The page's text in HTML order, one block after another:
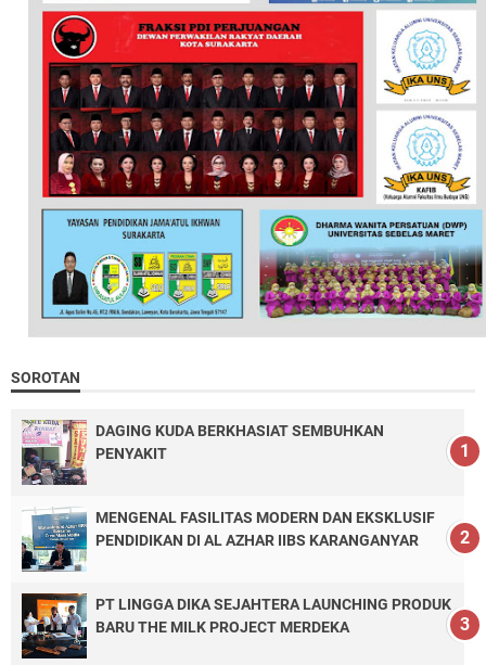
SOROTAN
DAGING KUDA BERKHASIAT SEMBUHKAN
PENYAKIT
MENGENAL FASILITAS MODERN DAN EKSKLUSIF
PENDIDIKAN DI AL AZHAR IIBS KARANGANYAR
PT LINGGA DIKA SEJAHTERA LAUNCHING PRODUK
BARU THE MILK PROJECT MERDEKA